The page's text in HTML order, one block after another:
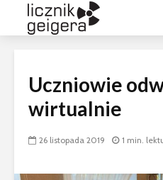
Uczniowie
wirtualnie
26 listopada 2019 1 min.